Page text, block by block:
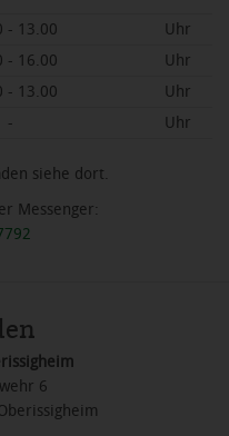
- 13.00
Uhr
- 16.00
Uhr
- 13.00
Uhr
-
Uhr
siehe dort.
Messenger:
6